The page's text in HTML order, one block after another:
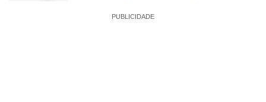
PUBLICIDADE